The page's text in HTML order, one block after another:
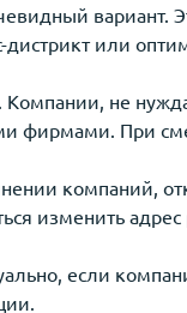
вариант.
или
Компании, не
фирмами. При
компаний,
изменить
если